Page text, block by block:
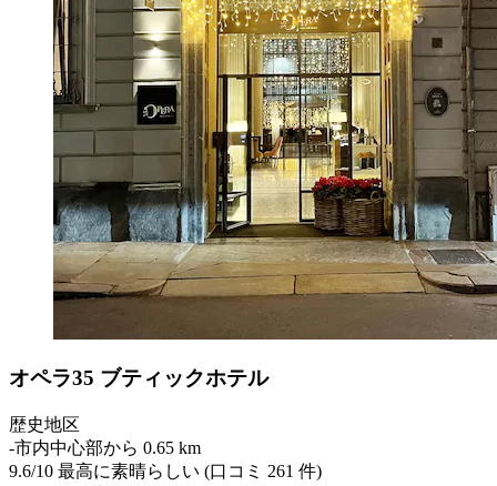
オペラ35 ブティックホテル
歴史地区
‐市内中心部から 0.65 km
9.6/10 最高に素晴らしい (口コミ 261 件)